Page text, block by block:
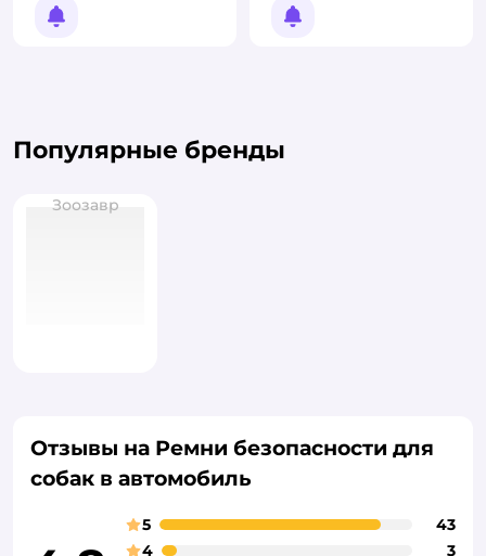
Уведомить о появлении Уведомить о появлении
Популярные бренды
Зоозавр
Отзывы на Ремни безопасности для
собак в автомобиль
5
43
4
3